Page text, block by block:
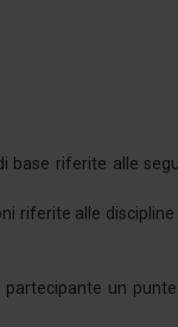
base riferite alle
riferite alle
un